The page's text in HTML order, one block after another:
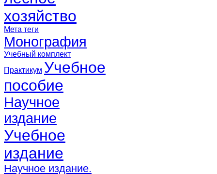
хозяйство
Мета теги
Монография
Учебный комплект
Практикум Учебное
пособие
Научное
издание
Учебное
издание
Научное издание.